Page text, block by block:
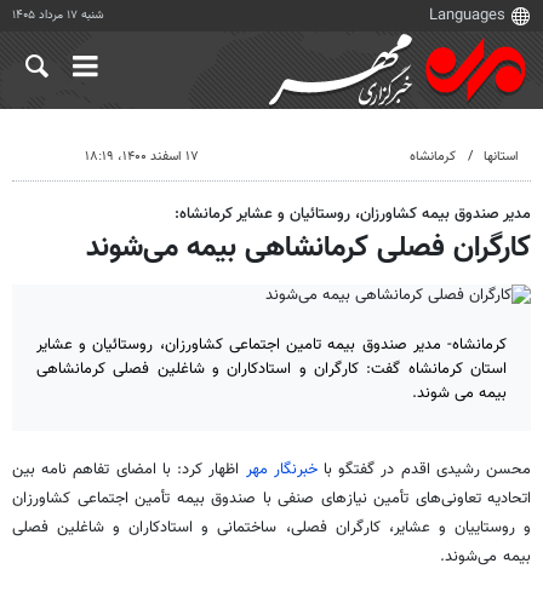
شنبه ۱۷ مرداد ۱۴۰۵
استانها کرمانشاه ۱۷ اسفند ۱۴۰۰، ۱۸:۱۹
مدیر صندوق بیمه کشاورزان، روستائیان و عشایر کرمانشاه:
کارگران فصلی کرمانشاهی بیمه می‌شوند
کرمانشاه- مدیر صندوق بیمه تامین اجتماعی کشاورزان، روستائیان و عشایر
استان کرمانشاه گفت: کارگران و استادکاران و شاغلین فصلی کرمانشاهی
بیمه می شوند.
محسن رشیدی اقدم در گفتگو باخبرنگار مهر اظهار کرد: با امضای تفاهم نامه بین
اتحادیه تعاونی‌های تأمین نیازهای صنفی با صندوق بیمه تأمین اجتماعی کشاورزان
و روستاییان و عشایر، کارگران فصلی، ساختمانی و استادکاران و شاغلین فصلی
بیمه می‌شوند.